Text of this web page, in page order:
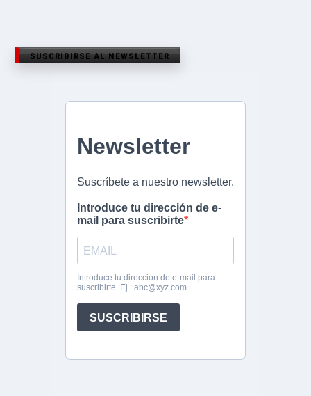
SUSCRIBIRSE AL NEWSLETTER